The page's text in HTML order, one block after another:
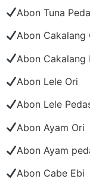
Abon Tuna
Abon Cakalang
Abon Cakalang
Abon Lele Ori
Abon Lele
Abon Ayam Ori
Abon Ayam
Abon Cabe Ebi